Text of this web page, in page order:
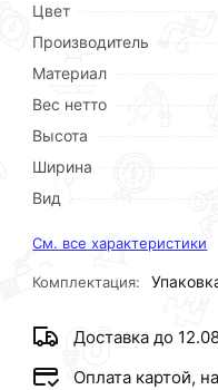
Цвет
Производитель
Материал
Вес нетто
Высота
Ширина
Вид
См. все характеристики
Комплектация:
Доставка до
Оплата картой,